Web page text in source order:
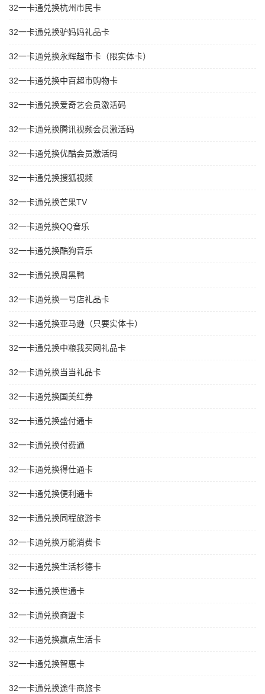
32一卡通兑换杭州市民卡
32一卡通兑换驴妈妈礼品卡
32一卡通兑换永辉超市卡（限实体卡）
32一卡通兑换中百超市购物卡
32一卡通兑换爱奇艺会员激活码
32一卡通兑换腾讯视频会员激活码
32一卡通兑换优酷会员激活码
32一卡通兑换搜狐视频
32一卡通兑换芒果TV
32一卡通兑换QQ音乐
32一卡通兑换酷狗音乐
32一卡通兑换周黑鸭
32一卡通兑换一号店礼品卡
32一卡通兑换亚马逊（只要实体卡）
32一卡通兑换中粮我买网礼品卡
32一卡通兑换当当礼品卡
32一卡通兑换国美红券
32一卡通兑换盛付通卡
32一卡通兑换付费通
32一卡通兑换得仕通卡
32一卡通兑换便利通卡
32一卡通兑换同程旅游卡
32一卡通兑换万能消费卡
32一卡通兑换生活杉德卡
32一卡通兑换世通卡
32一卡通兑换商盟卡
32一卡通兑换赢点生活卡
32一卡通兑换智惠卡
32一卡通兑换途牛商旅卡